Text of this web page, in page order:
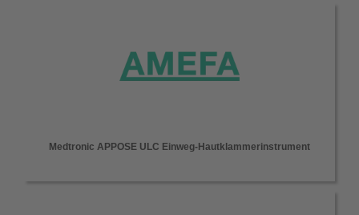
Medtronic APPOSE ULC Einweg-Hautklammerinstrument